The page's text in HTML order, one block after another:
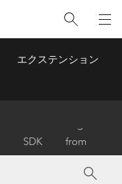
エクステンション
SDK
from
ArcMap